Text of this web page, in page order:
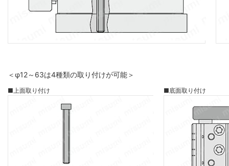
＜φ12～63は4種類の取り付けが可能＞
■上面取り付け ■底面取り付け